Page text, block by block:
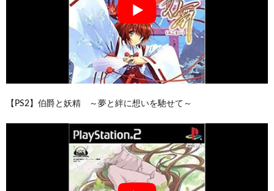
【PS2】伯爵と妖精 ～夢と絆に想いを馳せて～